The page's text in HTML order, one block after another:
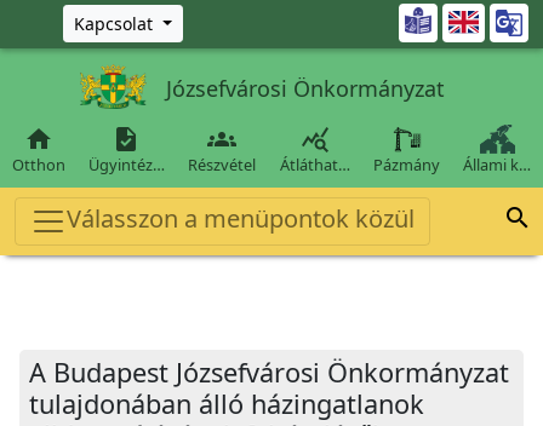
Ugrás a fő tartalomra
Kapcsolat 
Józsefvárosi Önkormányzat

Otthon

Ügyintéz…

Részvétel

Átláthat… Pázmány Állami k…
Válasszon a menüpontok közül 
A Budapest Józsefvárosi Önkormányzat
tulajdonában álló házingatlanok